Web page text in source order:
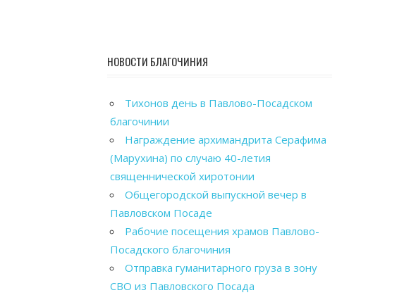
НОВОСТИ БЛАГОЧИНИЯ
Тихонов день в Павлово-Посадском
благочинии
Награждение архимандрита Серафима
(Марухина) по случаю 40-летия
священнической хиротонии
Общегородской выпускной вечер в
Павловском Посаде
Рабочие посещения храмов Павлово-
Посадского благочиния
Отправка гуманитарного груза в зону
СВО из Павловского Посада